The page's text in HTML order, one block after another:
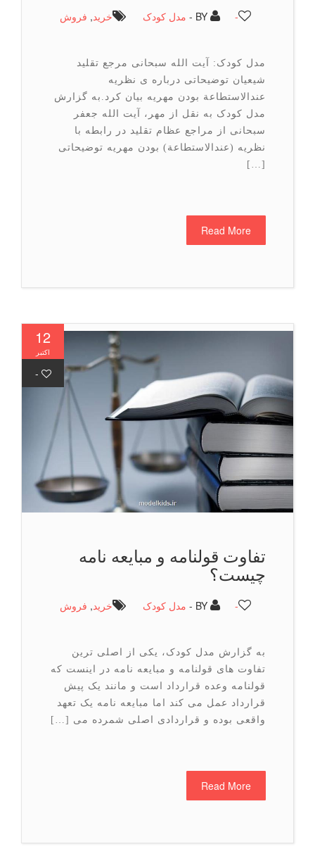
BY - مدل کودک خرید ,فروش
مدل کودک: آیت الله سبحانی مرجع تقلید
شیعیان توضیحاتی درباره ی نظریه
عندالاستطاعة بودن مهریه بیان کرد.به گزارش
مدل کودک به نقل از مهر، آیت الله جعفر
سبحانی از مراجع عظام تقلید در رابطه با
نظریه (عندالاستطاعة) بودن مهریه توضیحاتی
Read More
12
-
تفاوت قولنامه و مبایعه نامه
چیست؟
BY - مدل کودک خرید ,فروش
به گزارش مدل کودک، یکی از اصلی ترین
تفاوت های قولنامه و مبایعه نامه در اینست که
قولنامه وعده قرارداد است و مانند یک پیش
قرارداد عمل می کند اما مبایعه نامه یک تعهد
واقعی بوده و قراردادی اصلی شمرده می […]
Read More